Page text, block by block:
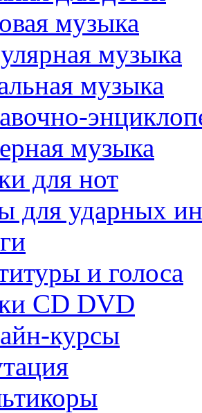
музыка
музыка
музыка
музыка
для нот
для ударных
и голоса
CD DVD
курсы